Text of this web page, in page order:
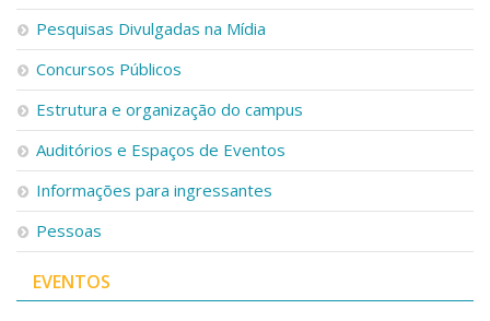
Pesquisas Divulgadas na Mídia
Concursos Públicos
Estrutura e organização do campus
Auditórios e Espaços de Eventos
Informações para ingressantes
Pessoas
EVENTOS